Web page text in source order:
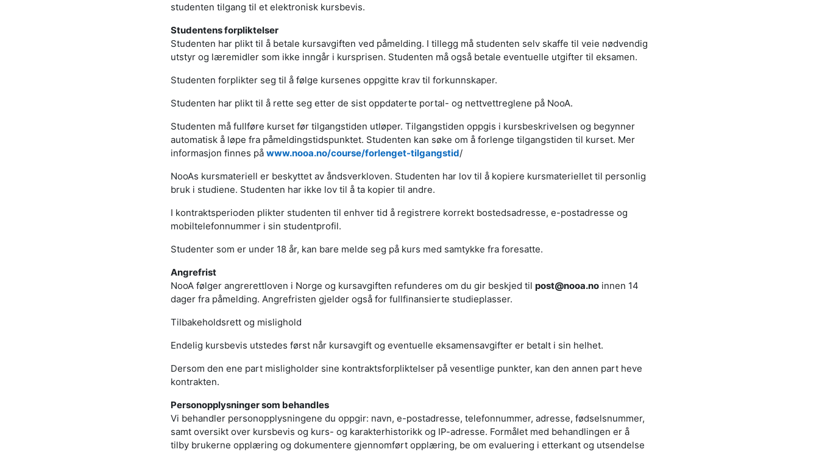
studenten tilgang til et elektronisk kursbevis.
Studentens forpliktelser
Studenten har plikt til å betale kursavgiften ved påmelding. I tillegg må studenten selv skaffe til veie nødvendig
utstyr og læremidler som ikke inngår i kursprisen. Studenten må også betale eventuelle utgifter til eksamen.
Studenten forplikter seg til å følge kursenes oppgitte krav til forkunnskaper.
Studenten har plikt til å rette seg etter de sist oppdaterte portal- og nettvettreglene på NooA.
Studenten må fullføre kurset før tilgangstiden utløper. Tilgangstiden oppgis i kursbeskrivelsen og begynner
automatisk å løpe fra påmeldingstidspunktet. Studenten kan søke om å forlenge tilgangstiden til kurset. Mer
informasjon finnes på www.nooa.no/course/forlenget-tilgangstid/
NooAs kursmateriell er beskyttet av åndsverkloven. Studenten har lov til å kopiere kursmateriellet til personlig
bruk i studiene. Studenten har ikke lov til å ta kopier til andre.
I kontraktsperioden plikter studenten til enhver tid å registrere korrekt bostedsadresse, e-postadresse og
mobiltelefonnummer i sin studentprofil.
Studenter som er under 18 år, kan bare melde seg på kurs med samtykke fra foresatte.
Angrefrist
NooA følger angrerettloven i Norge og kursavgiften refunderes om du gir beskjed til post@nooa.no innen 14
dager fra påmelding. Angrefristen gjelder også for fullfinansierte studieplasser.
Tilbakeholdsrett og mislighold
Endelig kursbevis utstedes først når kursavgift og eventuelle eksamensavgifter er betalt i sin helhet.
Dersom den ene part misligholder sine kontraktsforpliktelser på vesentlige punkter, kan den annen part heve
kontrakten.
Personopplysninger som behandles
Vi behandler personopplysningene du oppgir: navn, e-postadresse, telefonnummer, adresse, fødselsnummer,
samt oversikt over kursbevis og kurs- og karakterhistorikk og IP-adresse. Formålet med behandlingen er å
tilby brukerne opplæring og dokumentere gjennomført opplæring, be om evaluering i etterkant og utsendelse